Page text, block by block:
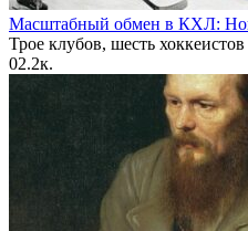
Масштабный обмен в КХЛ:
Трое клубов, шесть
02.2к.